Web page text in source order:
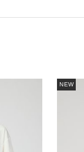
NEW